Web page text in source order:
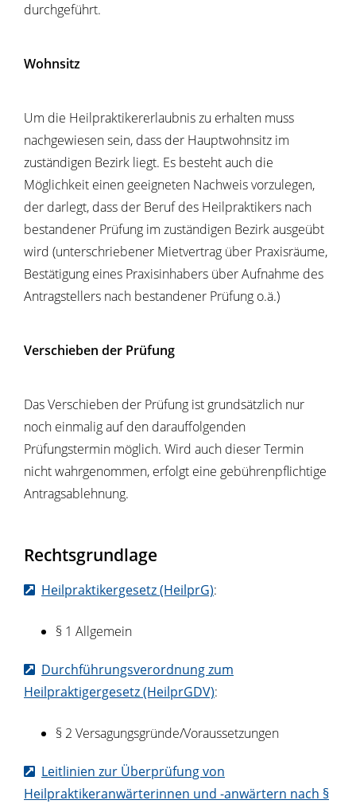
durchgeführt.
Wohnsitz
Um die Heilpraktikererlaubnis zu erhalten muss
nachgewiesen sein, dass der Hauptwohnsitz im
zuständigen Bezirk liegt. Es besteht auch die
Möglichkeit einen geeigneten Nachweis vorzulegen,
der darlegt, dass der Beruf des Heilpraktikers nach
bestandener Prüfung im zuständigen Bezirk ausgeübt
wird (unterschriebener Mietvertrag über Praxisräume,
Bestätigung eines Praxisinhabers über Aufnahme des
Antragstellers nach bestandener Prüfung o.ä.)
Verschieben der Prüfung
Das Verschieben der Prüfung ist grundsätzlich nur
noch einmalig auf den darauffolgenden
Prüfungstermin möglich. Wird auch dieser Termin
nicht wahrgenommen, erfolgt eine gebührenpflichtige
Antragsablehnung.
Rechtsgrundlage
Heilpraktikergesetz (HeilprG):
§ 1 Allgemein
Durchführungsverordnung zum
Heilpraktigergesetz (HeilprGDV):
§ 2 Versagungsgründe/Voraussetzungen
Leitlinien zur Überprüfung von
Heilpraktikeranwärterinnen und -anwärtern nach §